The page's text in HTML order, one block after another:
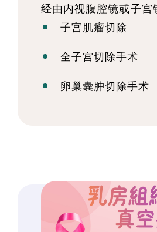
经由内视腹腔镜或子宫
子宫肌瘤切除
全子宫切除手术
卵巢囊肿切除手术